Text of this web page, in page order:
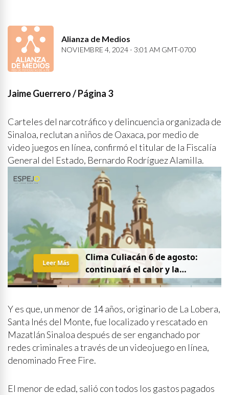
Alianza de Medios
NOVIEMBRE 4, 2024 - 3:01 AM GMT-0700
Jaime Guerrero / Página 3
Carteles del narcotráfico y delincuencia organizada de
Sinaloa, reclutan a niños de Oaxaca, por medio de
video juegos en línea, confirmó el titular de la Fiscalía
General del Estado, Bernardo Rodríguez Alamilla.
Clima Culiacán 6 de agosto:
continuará el calor y la
probabilidad de lluvia
Leer Más
Y es que, un menor de 14 años, originario de La Lobera,
Santa Inés del Monte, fue localizado y rescatado en
Mazatlán Sinaloa después de ser enganchado por
redes criminales a través de un videojuego en línea,
denominado Free Fire.
El menor de edad, salió con todos los gastos pagados